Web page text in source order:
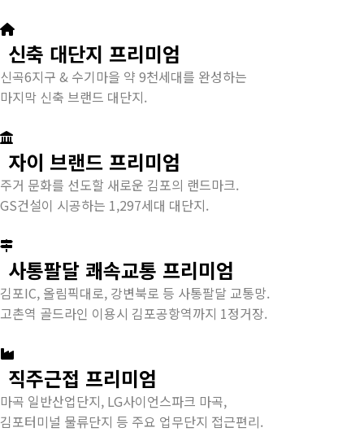
신축 대단지 프리미엄
신곡6지구 & 수기마을 약 9천세대를 완성하는
마지막 신축 브랜드 대단지.
자이 브랜드 프리미엄
주거 문화를 선도할 새로운 김포의 랜드마크.
GS건설이 시공하는 1,297세대 대단지.
사통팔달 쾌속교통 프리미엄
김포IC, 올림픽대로, 강변북로 등 사통팔달 교통망.
고촌역 골드라인 이용시 김포공항역까지 1정거장.
직주근접 프리미엄
마곡 일반산업단지, LG사이언스파크 마곡,
김포터미널 물류단지 등 주요 업무단지 접근편리.